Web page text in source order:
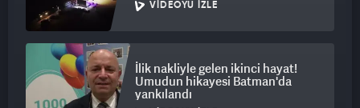
VIDEOYU İZLE
İlik nakliyle gelen ikinci hayat!
Umudun hikayesi Batman'da
yankılandı